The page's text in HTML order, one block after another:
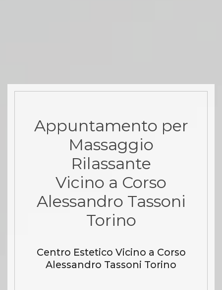
Appuntamento per
Massaggio
Rilassante
Vicino a Corso
Alessandro Tassoni
Torino
Centro Estetico Vicino a Corso
Alessandro Tassoni Torino